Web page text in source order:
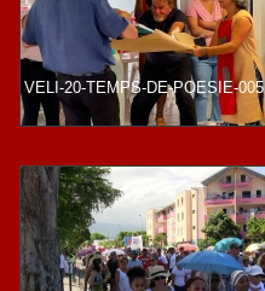
VELI-20-TEMPS-DE-POESIE-005